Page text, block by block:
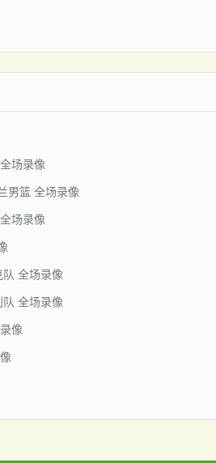
场录像
男篮 全场录像
场录像
全场录像
全场录像
像